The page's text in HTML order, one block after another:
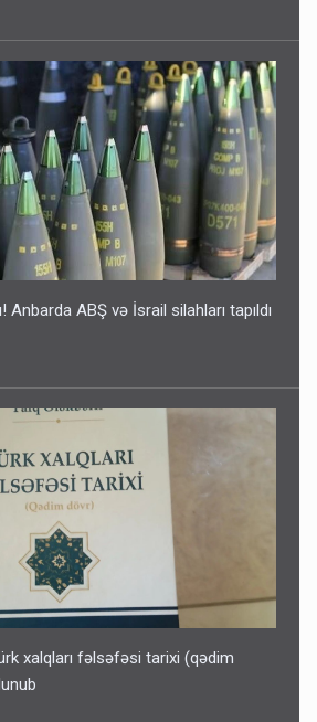
Anbarda ABŞ və İsrail silahları tapıldı
xalqları fəlsəfəsi tarixi (qədim